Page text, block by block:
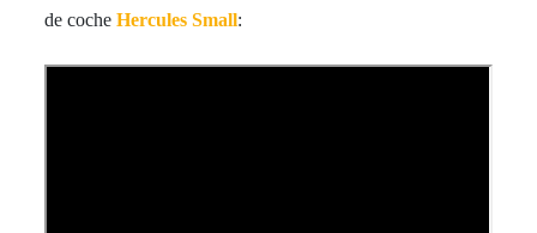
de cocheHercules Small: